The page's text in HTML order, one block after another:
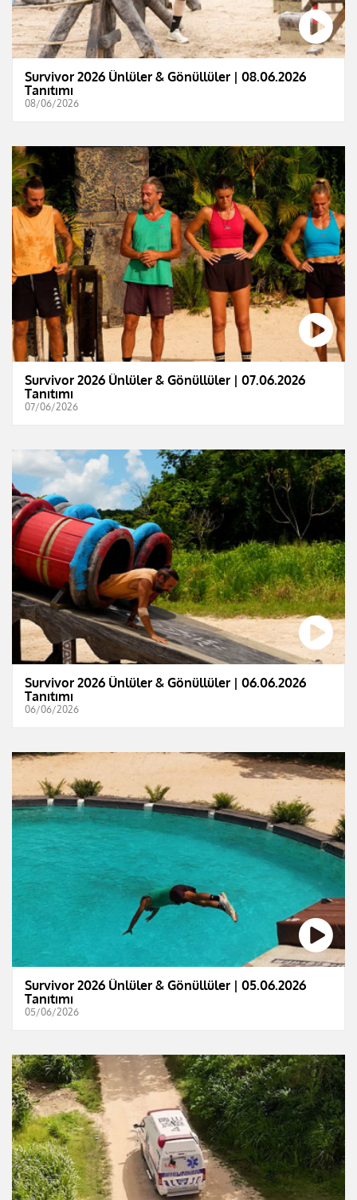
Survivor 2026 Ünlüler & Gönüllüler | 08.06.2026
Tanıtımı
08/06/2026
Survivor 2026 Ünlüler & Gönüllüler | 07.06.2026
Tanıtımı
07/06/2026
Survivor 2026 Ünlüler & Gönüllüler | 06.06.2026
Tanıtımı
06/06/2026
Survivor 2026 Ünlüler & Gönüllüler | 05.06.2026
Tanıtımı
05/06/2026